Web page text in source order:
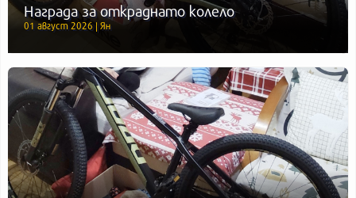
Награда за откраднато колело
01 август 2026 | Ян